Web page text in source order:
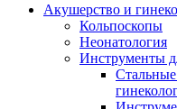
Акушерство и
Кольпоскопы
Неонатология
Инструменты